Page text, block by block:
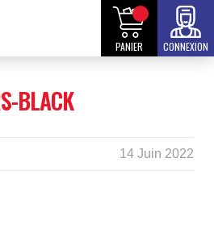
PANIER CONNEXION
BLACK
14 Juin 2022